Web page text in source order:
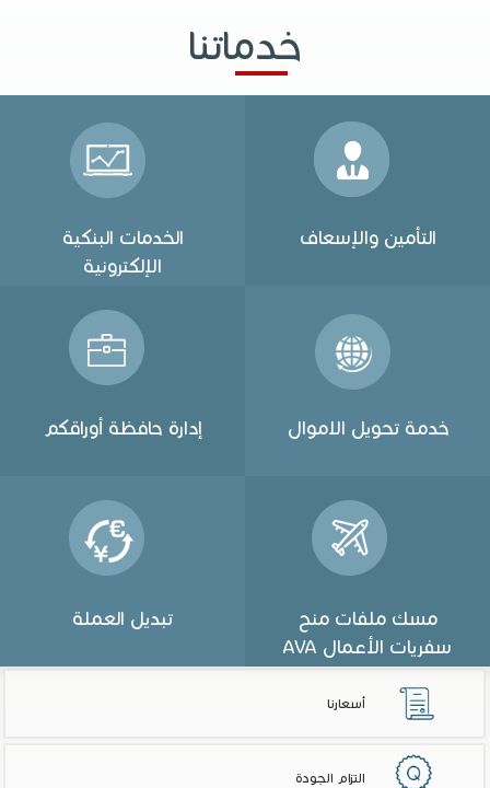
خدماتنا
الخدمات البنكية
الإلكترونية
التأمين والإسعاف
إدارة حافظة أوراقكم خدمة تحويل الاموال
تبديل العملة
مسك ملفات منح
سفريات الأعمال AVA
أسعارنا
التزام الجودة